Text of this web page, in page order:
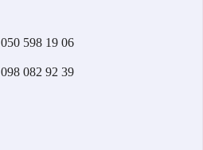
050 598 19 06
098 082 92 39